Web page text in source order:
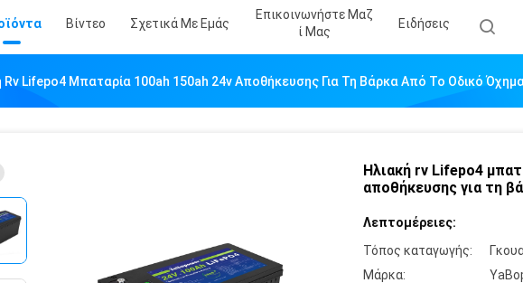
Βίντεο Σχετικά Με Εμάς
Επικοινωνήστε Μαζ
Ί Μας
Ειδήσεις
Rv Lifepo4 Μπαταρία 100ah 150ah 24v Αποθήκευσης Για Τη Βάρκα Από Το Οδικό
Ηλιακή rv Lifepo4
αποθήκευσης για τη
Λεπτομέρειες:
Τόπος καταγωγής:
Μάρκα: